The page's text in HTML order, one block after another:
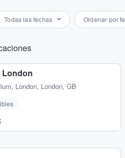
Todas las fechas Ordenar por
London
, London, London, GB